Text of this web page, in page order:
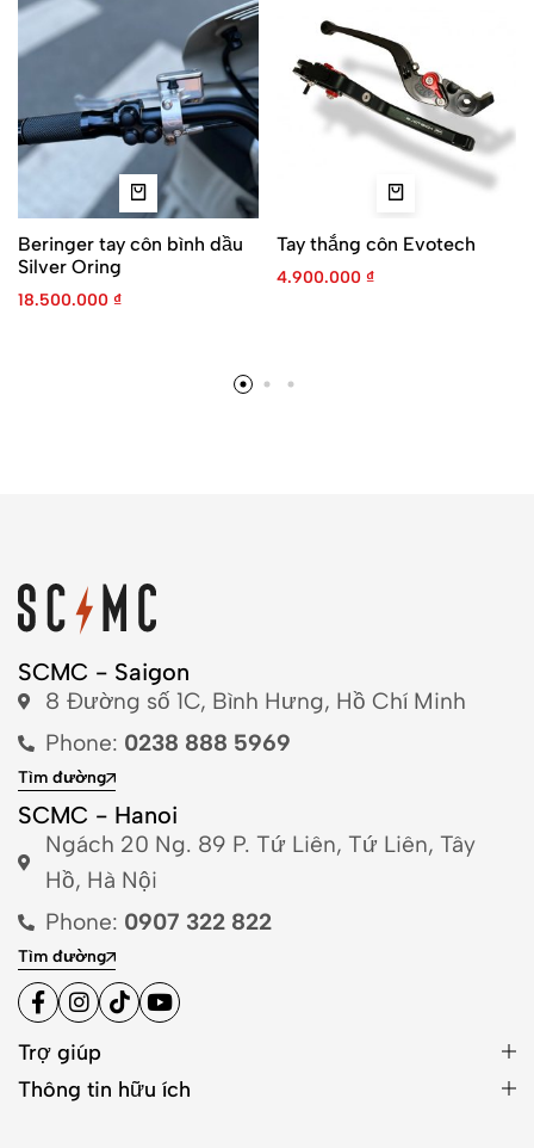
Beringer tay côn bình dầu
Silver Oring
18.500.000 ₫
Tay thắng côn Evotech
4.900.000 ₫
SCMC - Saigon
8 Đường số 1C, Bình Hưng, Hồ Chí Minh
Phone: 0238 888 5969
Tìm đường
SCMC - Hanoi
Ngách 20 Ng. 89 P. Tứ Liên, Tứ Liên, Tây
Hồ, Hà Nội
Phone: 0907 322 822
Tìm đường
Trợ giúp
Thông tin hữu ích